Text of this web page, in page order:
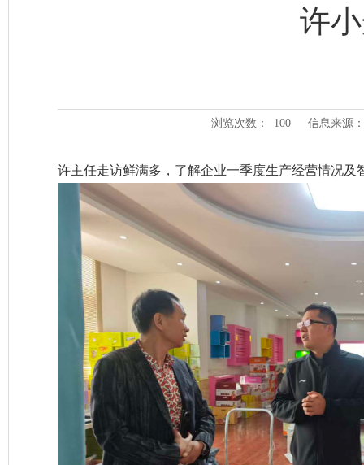
许
浏览次数： 100 信息来源
许主任走访鲜满多，了解企业一季度生产经营情况及